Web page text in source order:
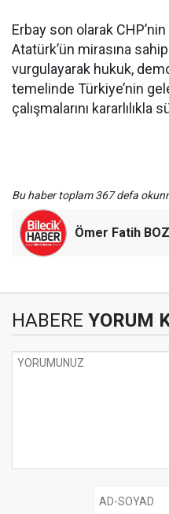
Erbay son olarak
Atatürk’ün mirasına
vurgulayarak hukuk,
temelinde Türkiye’nin
çalışmalarını
Bu haber toplam 367 defa
Ömer Fatih
HABERE YORUM